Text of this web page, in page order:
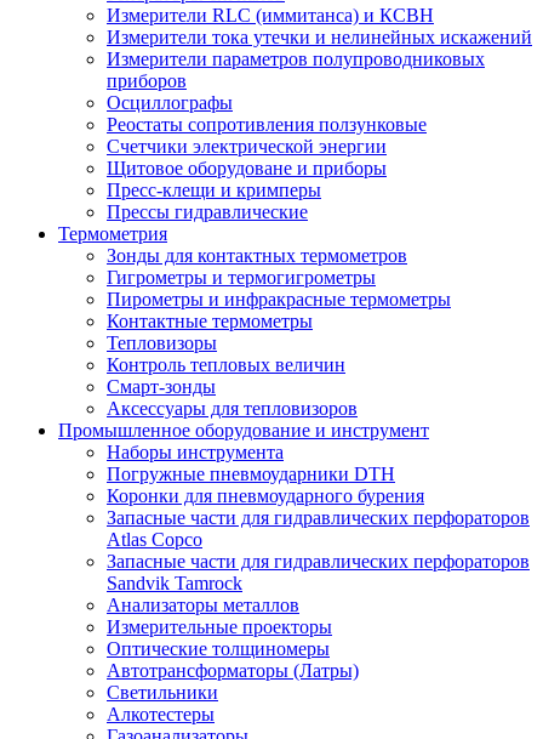
Измерители RLC (иммитанса) и КСВН
Измерители тока утечки и нелинейных искажений
Измерители параметров полупроводниковых
приборов
Осциллографы
Реостаты сопротивления ползунковые
Счетчики электрической энергии
Щитовое оборудоване и приборы
Пресс-клещи и кримперы
Прессы гидравлические
Термометрия
Зонды для контактных термометров
Гигрометры и термогигрометры
Пирометры и инфракрасные термометры
Контактные термометры
Тепловизоры
Контроль тепловых величин
Смарт-зонды
Аксессуары для тепловизоров
Промышленное оборудование и инструмент
Наборы инструмента
Погружные пневмоударники DTH
Коронки для пневмоударного бурения
Запасные части для гидравлических перфораторов
Atlas Copco
Запасные части для гидравлических перфораторов
Sandvik Tamrock
Анализаторы металлов
Измерительные проекторы
Оптические толщиномеры
Автотрансформаторы (Латры)
Светильники
Алкотестеры